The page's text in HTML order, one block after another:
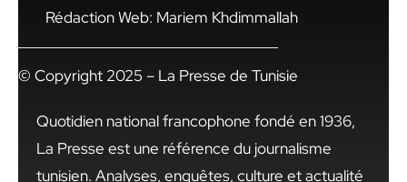
Rédaction Web: Mariem Khdimmallah
© Copyright 2025 – La Presse de Tunisie
Quotidien national francophone fondé en 1936,
La Presse est une référence du journalisme
tunisien. Analyses, enquêtes, culture et actualité